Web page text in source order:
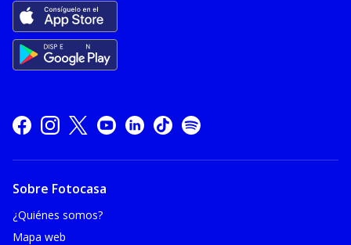
Sobre Fotocasa
¿Quiénes somos?
Mapa web